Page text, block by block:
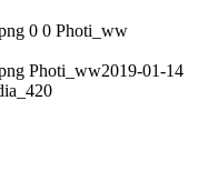
0 0 Photi_ww
Photi_ww2019-01-14